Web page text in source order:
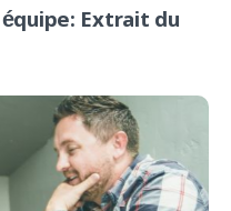
Extrait du